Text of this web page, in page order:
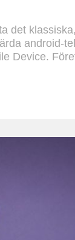
det
android-
Device.